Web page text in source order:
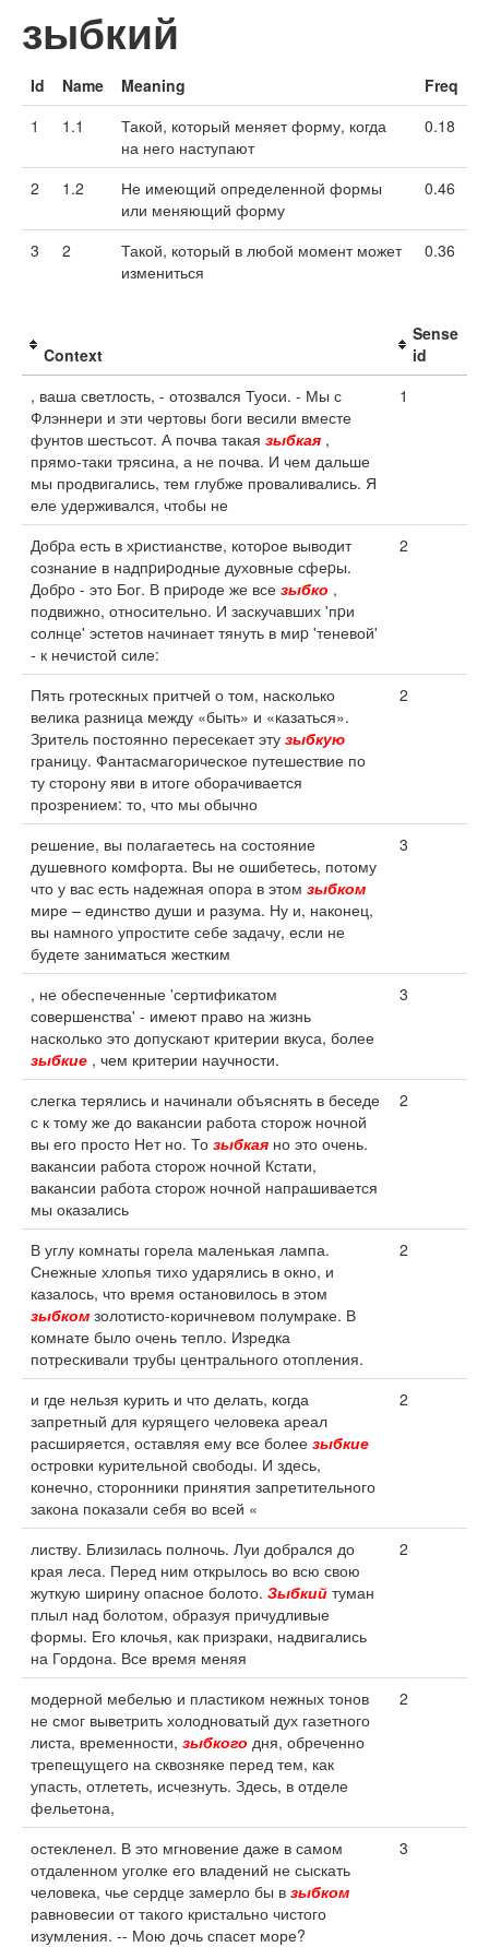
зыбкий
Id Name Meaning
Freq
1
1.1
Такой, который меняет форму, когда
на него наступают
0.18
2 1.2
Не имеющий определенной формы
или меняющий форму
0.46
3 2
Такой, который в любой момент может
измениться
0.36
Context
Sense
id
, ваша светлость, - отозвался Туоси. - Мы с
Флэннери и эти чертовы боги весили вместе
фунтов шестьсот. А почва такая зыбкая ,
прямо-таки трясина, а не почва. И чем дальше
мы продвигались, тем глубже проваливались. Я
еле удерживался, чтобы не
1
Добpа есть в хpистианстве, котоpое выводит
сознание в надпpиpодные духовные сфеpы.
Добpо - это Бог. В пpиpоде же все зыбко ,
подвижно, относительно. И заскучавших 'пpи
солнце' эстетов начинает тянуть в миp 'теневой'
- к нечистой силе:
2
Пять гротескных притчей о том, насколько
велика разница между «быть» и «казаться».
Зритель постоянно пересекает эту зыбкую
границу. Фантасмагорическое путешествие по
ту сторону яви в итоге оборачивается
прозрением: то, что мы обычно
2
решение, вы полагаетесь на состояние
душевного комфорта. Вы не ошибетесь, потому
что у вас есть надежная опора в этом зыбком
мире – единство души и разума. Ну и, наконец,
вы намного упростите себе задачу, если не
будете заниматься жестким
3
, не обеспеченные 'сертификатом
совершенства' - имеют право на жизнь
насколько это допускают критерии вкуса, более
зыбкие , чем критерии научности.
3
слегка терялись и начинали объяснять в беседе
с к тому же до вакансии работа сторож ночной
вы его просто Нет но. То зыбкая но это очень.
вакансии работа сторож ночной Кстати,
вакансии работа сторож ночной напрашивается
мы оказались
2
В углу комнаты горела маленькая лампа.
Снежные хлопья тихо ударялись в окно, и
казалось, что время остановилось в этом
зыбком золотисто-коричневом полумраке. В
комнате было очень тепло. Изредка
потрескивали трубы центрального отопления.
2
и где нельзя курить и что делать, когда
запретный для курящего человека ареал
расширяется, оставляя ему все более зыбкие
островки курительной свободы. И здесь,
конечно, сторонники принятия запретительного
закона показали себя во всей «
2
листву. Близилась полночь. Луи добрался до
края леса. Перед ним открылось во всю свою
жуткую ширину опасное болото. Зыбкий туман
плыл над болотом, образуя причудливые
формы. Его клочья, как призраки, надвигались
на Гордона. Все время меняя
2
модерной мебелью и пластиком нежных тонов
не смог выветрить холодноватый дух газетного
листа, временности, зыбкого дня, обреченно
трепещущего на сквозняке перед тем, как
упасть, отлететь, исчезнуть. Здесь, в отделе
фельетона,
2
остекленел. В это мгновение даже в самом
отдаленном уголке его владений не сыскать
человека, чье сердце замерло бы в зыбком
равновесии от такого кристально чистого
изумления. -- Мою дочь спасет море?
3